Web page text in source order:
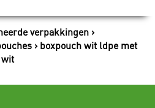
verpakkingen
boxpouch wit ldpe met
wit